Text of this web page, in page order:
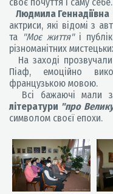
Людмила Геннадіївна
актриси, які відомі з
та "Моє життя"і
різноманітних
На заході прозвучали
Піаф, емоційно
французькою мовою.
Всі бажаючі мали
літератури "про
символом своєї епохи.